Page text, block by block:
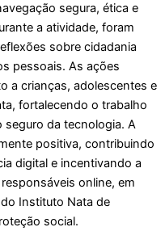
segura, ética e
a atividade, foram
sobre cidadania
pessoais. As ações
a crianças, adolescentes e
fortalecendo o trabalho
da tecnologia. A
positiva, contribuindo
digital e incentivando a
online, em
Instituto Nata de
social.